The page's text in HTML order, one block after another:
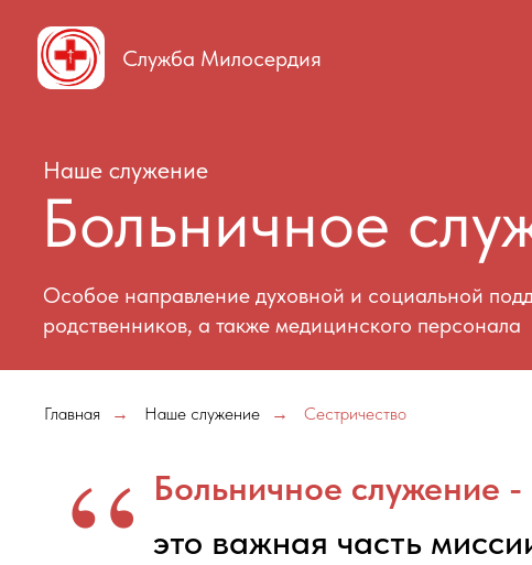
Особое направление духовной и социальной поддержки
родственников, а также медицинского персонала
Больничное
Служба Милосердия
Главная → Наше служение → Сестричество
Больничное служение
это важная часть